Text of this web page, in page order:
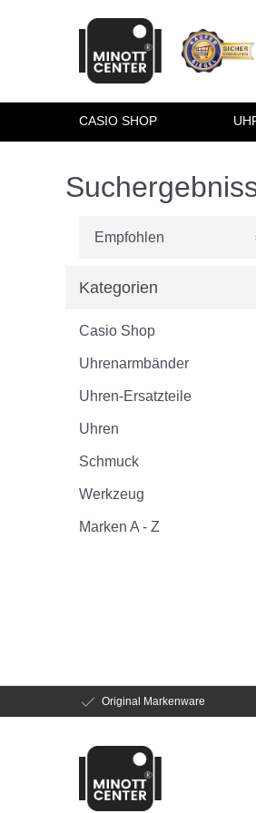
CASIO SHOP
Kategorien
Casio Shop
Uhrenarmbänder
Uhren-Ersatzteile
Uhren
Schmuck
Werkzeug
Marken A - Z
Original Markenware